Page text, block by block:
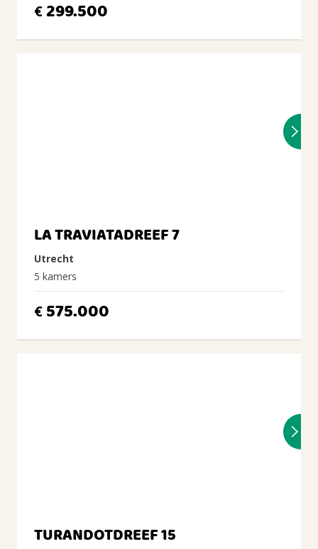
€299.500
LA TRAVIATADREEF 7
Utrecht
5 kamers
€ 575.000
TURANDOTDREEF 15